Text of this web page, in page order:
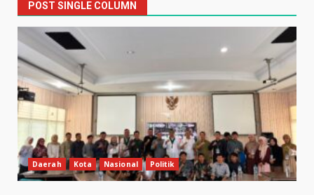
POST SINGLE COLUMN
Daerah Kota Nasional Politik